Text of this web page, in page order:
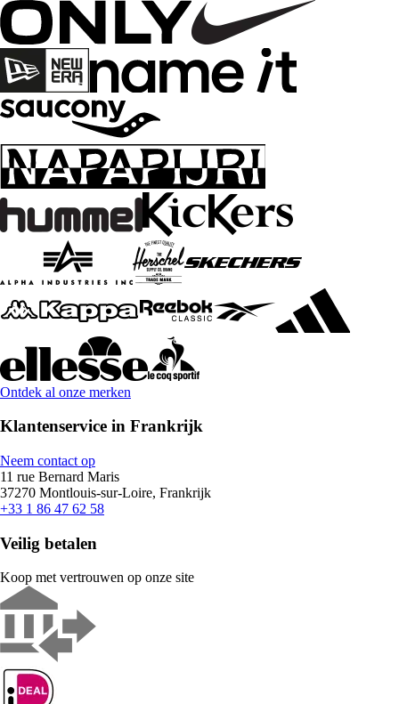
Ontdek al onze merken
Klantenservice in Frankrijk
Neem contact op
11 rue Bernard Maris
37270 Montlouis-sur-Loire, Frankrijk
+33 1 86 47 62 58
Veilig betalen
Koop met vertrouwen op onze site